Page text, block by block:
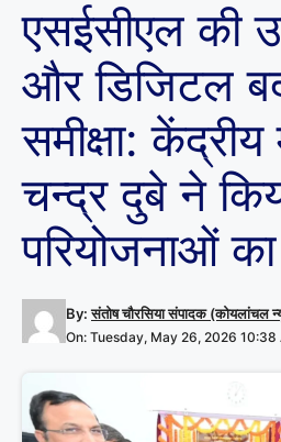
एसईसीएल की
और डिजिटल
समीक्षा:
चन्द्र दुबे ने
परियोजनाओं
By:संतोष चौरसिया संपादक (कोयलांचल
On: Tuesday, May 26, 2026 10:38